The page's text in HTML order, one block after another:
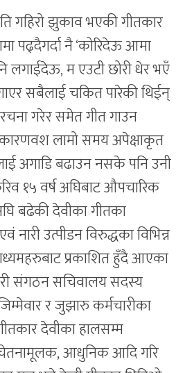
गहिरो झुकाव भएकी गीतकार
पढ्दैगर्दा नै ‘कोरिदेऊ आमा
म एउटी छोरी धेर भएँ
सबैलाई चकित पारेकी थिईन्
गरेर समेत गीत गाउन
लामो समय अपेक्षाकृत
अगाडि बढाउन नसके पनि उनी
१५ वर्ष अघिबाट औपचारिक
बढेकी देवीका गीतका
उत्पीडन विरुद्धका विभिन्न
प्रकाशित हुँदै आएका
संगठन सचिवालय सदस्य
र जुझारु कर्मचारीका
देवीका हालसम्म
चेतनामूलक, आधुनिक आदि गरि